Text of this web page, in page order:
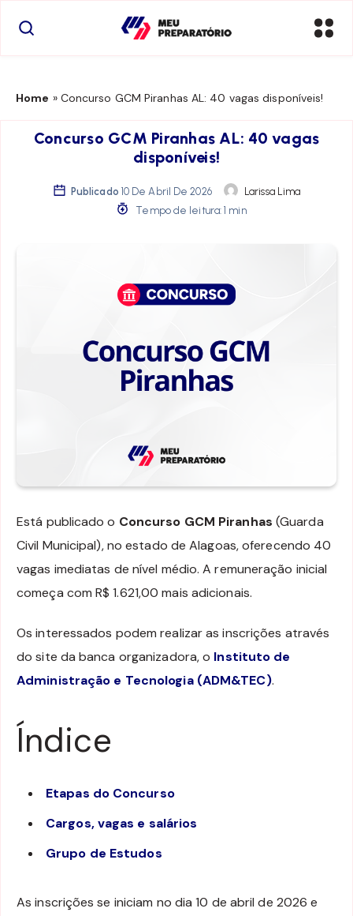
Home » Concurso GCM Piranhas AL: 40 vagas disponíveis!
Concurso GCM Piranhas AL: 40 vagas
disponíveis!
Publicado 10 De Abril De 2026
Larissa Lima
Tempo de leitura: 1 min
Está publicado o Concurso GCM Piranhas (Guarda
Civil Municipal), no estado de Alagoas, oferecendo 40
vagas imediatas de nível médio. A remuneração inicial
começa com R$ 1.621,00 mais adicionais.
Os interessados podem realizar as inscrições através
do site da banca organizadora, o Instituto de
Administração e Tecnologia (ADM&TEC).
Índice
Etapas do Concurso
Cargos, vagas e salários
Grupo de Estudos
As inscrições se iniciam no dia 10 de abril de 2026 e